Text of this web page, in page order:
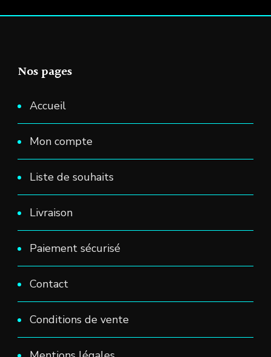
Nos pages
Accueil
Mon compte
Liste de souhaits
Livraison
Paiement sécurisé
Contact
Conditions de vente